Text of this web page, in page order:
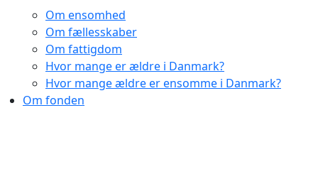
Om ensomhed
Om fællesskaber
Om fattigdom
Hvor mange er ældre i Danmark?
Hvor mange ældre er ensomme i Danmark?
Om fonden